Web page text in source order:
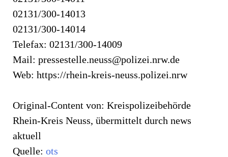
02131/300-14013
02131/300-14014
Telefax: 02131/300-14009
Mail: pressestelle.neuss@polizei.nrw.de
Web: https://rhein-kreis-neuss.polizei.nrw
Original-Content von: Kreispolizeibehörde
Rhein-Kreis Neuss, übermittelt durch news
aktuell
Quelle: ots